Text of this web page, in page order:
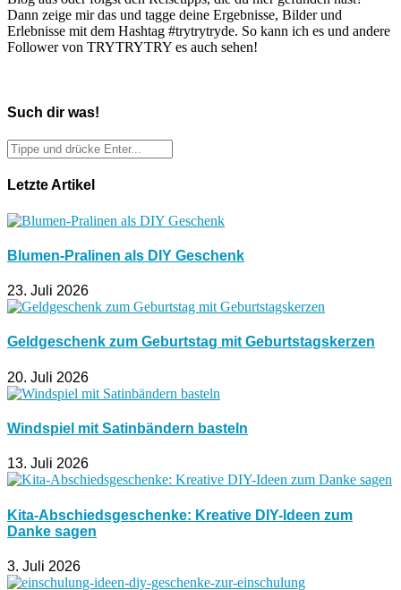
Dann zeige mir das und tagge deine Ergebnisse, Bilder und
Erlebnisse mit dem Hashtag #trytrytryde. So kann ich es und andere
Follower von TRYTRYTRY es auch sehen!
Such dir was!
Letzte Artikel
Blumen-Pralinen als DIY Geschenk
23. Juli 2026
Geldgeschenk zum Geburtstag mit Geburtstagskerzen
20. Juli 2026
Windspiel mit Satinbändern basteln
13. Juli 2026
Kita-Abschiedsgeschenke: Kreative DIY-Ideen zum
Danke sagen
3. Juli 2026